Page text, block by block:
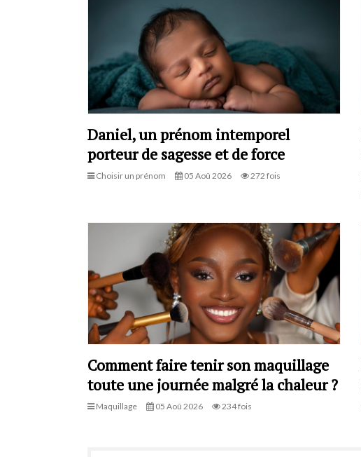
Daniel, un prénom intemporel
porteur de sagesse et de force
Choisir un prénom 05 Aoû 2026 272 fois
Comment faire tenir son maquillage
toute une journée malgré la chaleur ?
Maquillage 05 Aoû 2026 234 fois